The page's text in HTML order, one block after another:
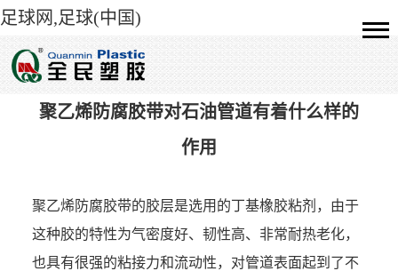
足球网,足球(中国)
聚乙烯防腐胶带对石油管道有着什么样的
作用
聚乙烯防腐胶带的胶层是选用的丁基橡胶粘剂，由于
这种胶的特性为气密度好、韧性高、非常耐热老化，
也具有很强的粘接力和流动性，对管道表面起到了不